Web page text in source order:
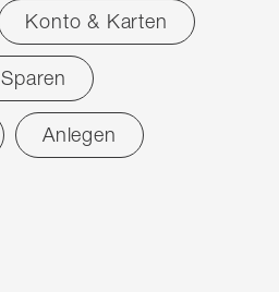
Konto & Karten
Sparen
Anlegen